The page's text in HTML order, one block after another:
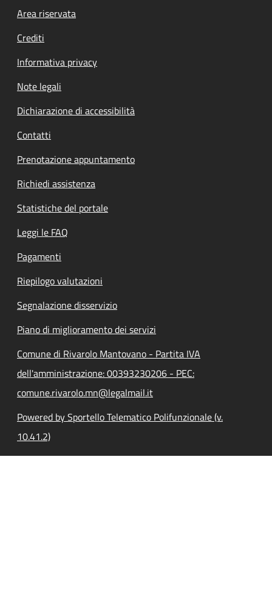
Footer menu
Area riservata
Crediti
Informativa privacy
Note legali
Dichiarazione di accessibilità
Contatti
Prenotazione appuntamento
Richiedi assistenza
Statistiche del portale
Leggi le FAQ
Pagamenti
Riepilogo valutazioni
Segnalazione disservizio
Piano di miglioramento dei servizi
Comune di Rivarolo Mantovano - Partita IVA
dell'amministrazione: 00393230206 - PEC:
comune.rivarolo.mn@legalmail.it
Powered by Sportello Telematico Polifunzionale (v.
10.41.2)